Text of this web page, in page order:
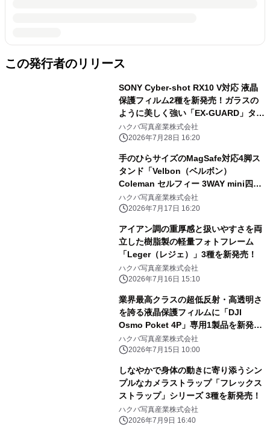
この発行者のリリース
SONY Cyber-shot RX10 V対応 液晶
保護フィルム2種を新発売！ガラスの
ように美しく強い「EX-GUARD」タイ
プと業界最高クラスの透明度を誇る
「III」タイプ
ハクバ写真産業株式会社
2026年7月28日 16:20
手のひらサイズのMagSafe対応4脚ス
タンド「Velbon（ベルボン）
Coleman セルフィー 3WAY mini四
脚」を新発売！
ハクバ写真産業株式会社
2026年7月17日 16:20
アイアン調の重厚感と扱いやすさを両
立した樹脂製の軽量フォトフレーム
「Leger（レジェ）」3種を新発売！
ハクバ写真産業株式会社
2026年7月16日 15:10
業界最高クラスの超低反射・高透明さ
を誇る液晶保護フィルムに「DJI
Osmo Poket 4P」専用1製品を新発
売！
ハクバ写真産業株式会社
2026年7月15日 10:00
しなやかで身体の動きに寄り添うシン
プルなカメラストラップ「フレックス
ストラップ」シリーズ 3種を新発売！
ハクバ写真産業株式会社
2026年7月9日 16:40